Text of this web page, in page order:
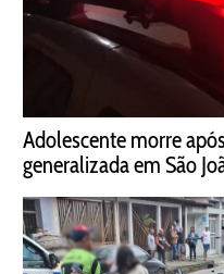
Adolescente morre
generalizada em São